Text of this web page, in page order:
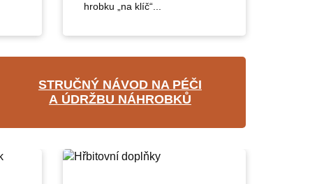
hrobku „na klíč“...
STRUČNÝ NÁVOD NA PÉČI
A ÚDRŽBU NÁHROBKŮ